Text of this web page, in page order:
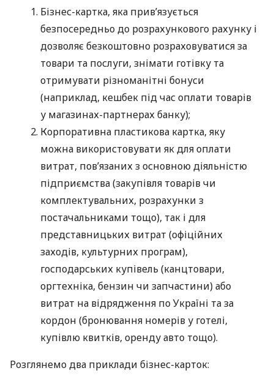
Бізнес-картка, яка прив’язується
безпосередньо до розрахункового рахунку і
дозволяє безкоштовно розраховуватися за
товари та послуги, знімати готівку та
отримувати різноманітні бонуси
(наприклад, кешбек під час оплати товарів
у магазинах-партнерах банку);
Корпоративна пластикова картка, яку
можна використовувати як для оплати
витрат, пов’язаних з основною діяльністю
підприємства (закупівля товарів чи
комплектувальних, розрахунки з
постачальниками тощо), так і для
представницьких витрат (офіційних
заходів, культурних програм),
господарських купівель (канцтовари,
оргтехніка, бензин чи запчастини) або
витрат на відрядження по Україні та за
кордон (бронювання номерів у готелі,
купівлю квитків, оренду авто тощо).
Розглянемо два приклади бізнес-карток: